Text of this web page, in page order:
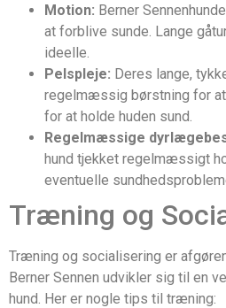
Motion: Berner
at forblive sunde. Lange
ideelle.
Pelspleje: Deres lange,
regelmæssig børstning for
for at holde huden sund.
Regelmæssige
hund tjekket regelmæssigt
eventuelle
Træning og
Træning og socialisering er
Berner Sennen udvikler sig til en
hund. Her er nogle tips til træning: